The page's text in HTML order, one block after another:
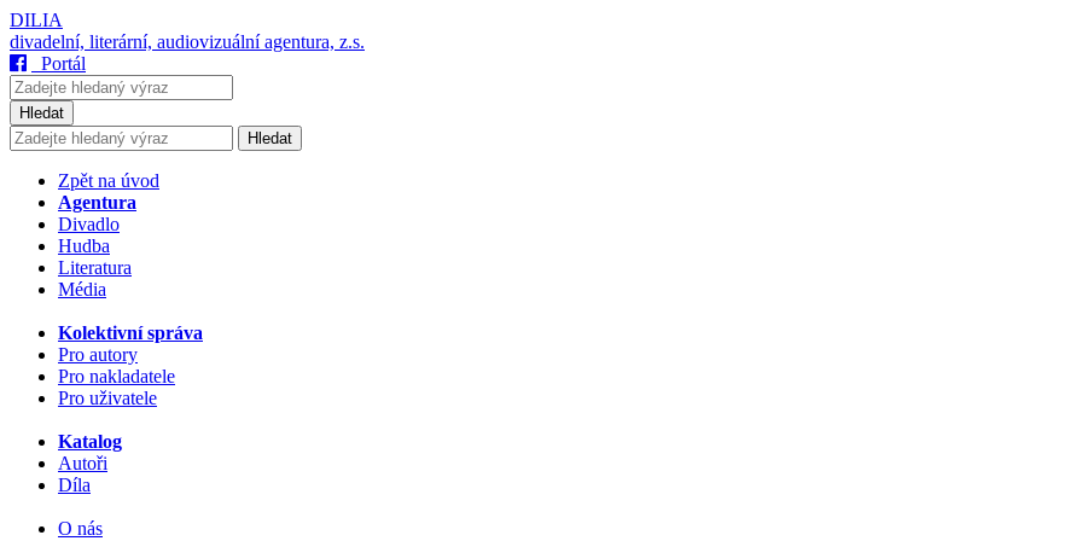
DILIA
divadelní, literární, audiovizuální agentura, z.s.
Portál
Hledat
Hledat
Zpět na úvod
Agentura
Divadlo
Hudba
Literatura
Média
Kolektivní správa
Pro autory
Pro nakladatele
Pro uživatele
Katalog
Autoři
Díla
O nás